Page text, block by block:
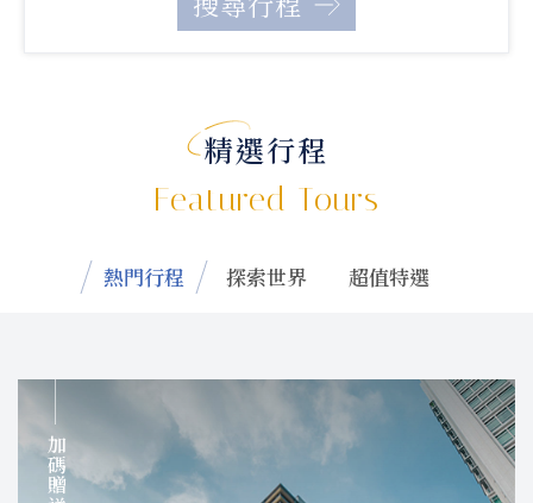
精選行程
Featured Tours
熱門行程 探索世界 超值特選
加碼贈送